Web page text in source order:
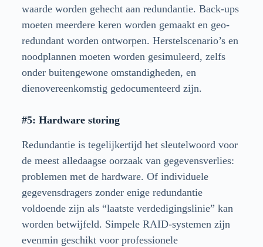
waarde worden gehecht aan redundantie. Back-ups
moeten meerdere keren worden gemaakt en geo-
redundant worden ontworpen. Herstelscenario’s en
noodplannen moeten worden gesimuleerd, zelfs
onder buitengewone omstandigheden, en
dienovereenkomstig gedocumenteerd zijn.
#5: Hardware storing
Redundantie is tegelijkertijd het sleutelwoord voor
de meest alledaagse oorzaak van gegevensverlies:
problemen met de hardware. Of individuele
gegevensdragers zonder enige redundantie
voldoende zijn als “laatste verdedigingslinie” kan
worden betwijfeld. Simpele RAID-systemen zijn
evenmin geschikt voor professionele